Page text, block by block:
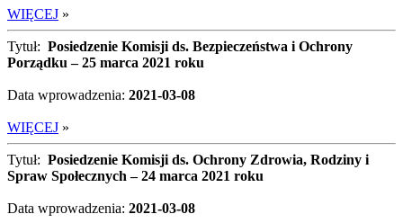
WIĘCEJ »
Tytuł: Posiedzenie Komisji ds. Bezpieczeństwa i Ochrony
Porządku – 25 marca 2021 roku
Data wprowadzenia: 2021-03-08
WIĘCEJ »
Tytuł: Posiedzenie Komisji ds. Ochrony Zdrowia, Rodziny i
Spraw Społecznych – 24 marca 2021 roku
Data wprowadzenia: 2021-03-08